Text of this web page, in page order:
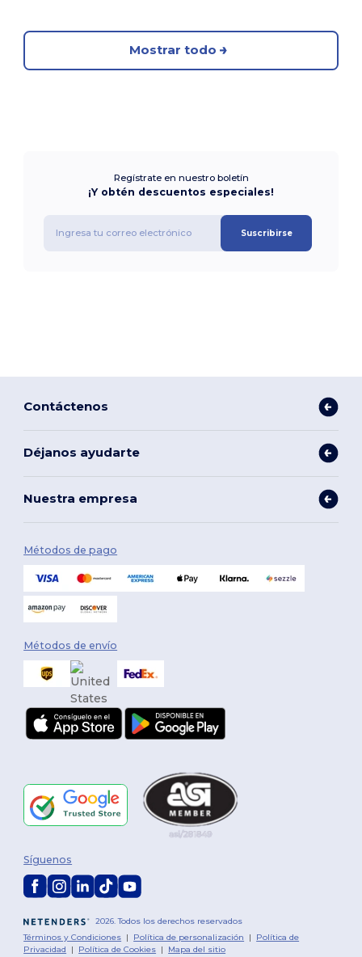
Mostrar todo
Regístrate en nuestro boletín
¡Y obtén descuentos especiales!
Suscribirse
Contáctenos
Déjanos ayudarte
Nuestra empresa
Métodos de pago
Métodos de envío
2026. Todos los derechos reservados
Términos y Condiciones | Política de personalización | Política de
Privacidad | Política de Cookies | Mapa del sitio
Síguenos